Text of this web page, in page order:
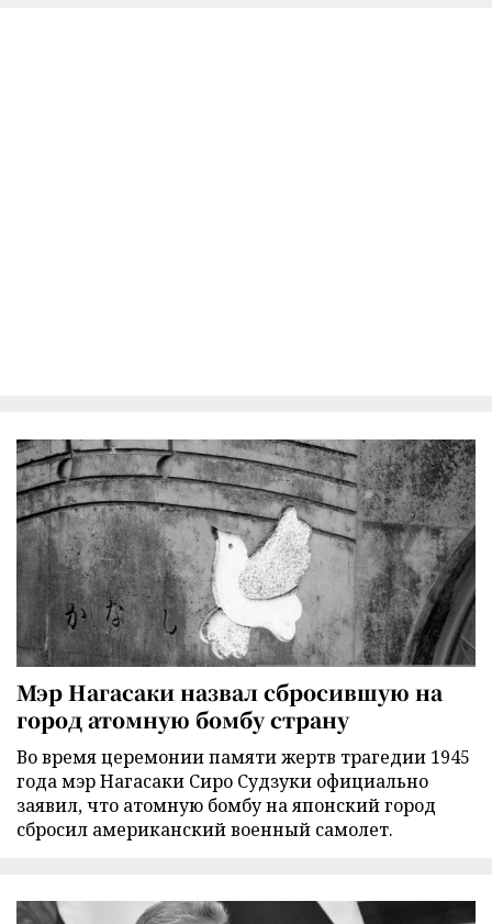
Мэр Нагасаки назвал сбросившую на
город атомную бомбу страну
Во время церемонии памяти жертв трагедии 1945
года мэр Нагасаки Сиро Судзуки официально
заявил, что атомную бомбу на японский город
сбросил американский военный самолет.